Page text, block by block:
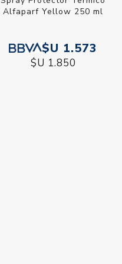
Alfaparf Yellow 250 ml
$U 1.573
$U 1.850